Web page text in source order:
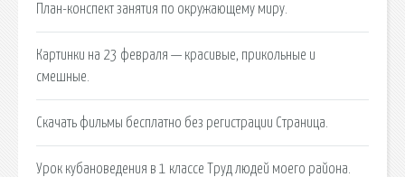
План-конспект занятия по окружающему миру.
Картинки на 23 февраля — красивые, прикольные и
смешные.
Скачать фильмы бесплатно без регистрации Страница.
Урок кубановедения в 1 классе Труд людей моего района.